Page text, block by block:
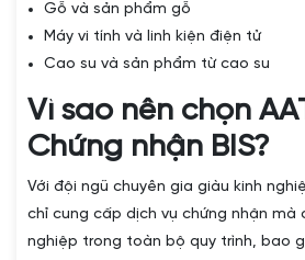
Gỗ và sản phẩm gỗ
Máy vi tính và linh kiện điện tử
Cao su và sản phẩm từ cao su
Vì sao nên chọn
Chứng nhận BIS?
Với đội ngũ chuyên gia giàu kinh
chỉ cung cấp dịch vụ chứng nhận mà
nghiệp trong toàn bộ quy trình, bao